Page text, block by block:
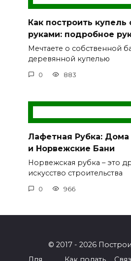
Как построить купель
руками: подробное
Мечтаете о собственной
деревянной купелью
0 883
Лафетная Рубка: Дома
и Норвежские Бани
Норвежская рубка – это
искусство строительства
0 966
© 2017 - 2026